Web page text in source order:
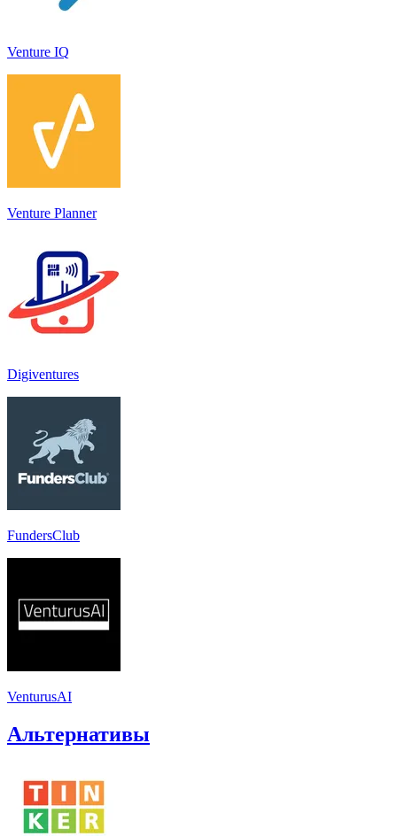
Venture IQ
Venture Planner
Digiventures
FundersClub
VenturusAI
Альтернативы